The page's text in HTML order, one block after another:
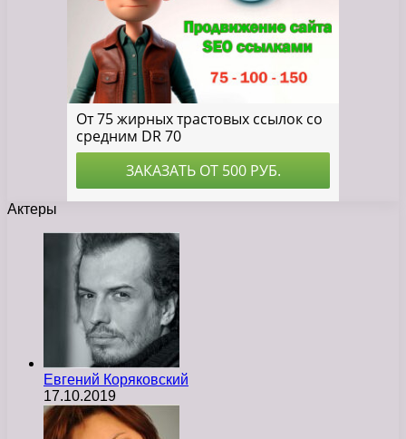
Актеры
Евгений Коряковский
17.10.2019